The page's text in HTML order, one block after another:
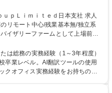
Ｌｉｍｉｔｅｄ日本支社 求人
リモート中心/残業基本無/独立系
・総務をお任せします。基礎的な
を支える専任担当として広く活躍
翻訳ツール等を使用しての対応で
は総務の実務経験（1～3年程度）
卒業レベル。AI翻訳ツールの使用
クオフィス実務経験をお持ちの方